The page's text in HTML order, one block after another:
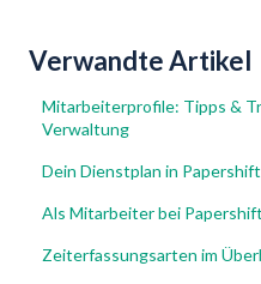
Verwandte Artikel
Mitarbeiterprofile: Tipps &
Verwaltung
Dein Dienstplan in Papershift
Als Mitarbeiter bei
Zeiterfassungsarten im